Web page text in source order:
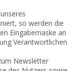
so werden die
Eingabemaske an
Verantwortlichen
Newsletter